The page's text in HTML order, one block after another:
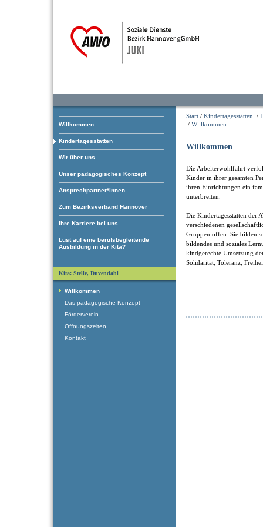
Willkommen
Kindertagesstätten
Wir über uns
Unser pädagogisches Konzept
Ansprechpartner*innen
Zum Bezirksverband Hannover
Ihre Karriere bei uns
Lust auf eine berufsbegleitende
Ausbildung in der Kita?
Start / Kindertagesstätten /
/ Willkommen
Willkommen
Die Arbeiterwohlfahrt
Kinder in ihrer gesamten
ihren Einrichtungen ein
unterbreiten.
Die Kindertagesstätten der
verschiedenen
Gruppen offen. Sie bilden
bildendes und soziales
kindgerechte Umsetzung
Solidarität, Toleranz,
Kita: Stelle, Duvendahl
Willkommen
Das pädagogische Konzept
Förderverein
Öffnungszeiten
Kontakt